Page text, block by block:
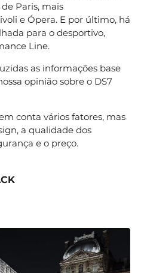
Paris, mais
e Ópera. E por último, há
para o desportivo,
Line.
as informações base
opinião sobre o DS7
conta vários fatores, mas
a qualidade dos
e o preço.